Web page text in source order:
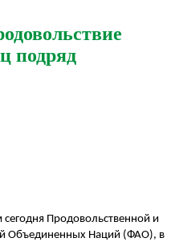
подряд
Продовольственной и
Объединенных Наций (ФАО), в